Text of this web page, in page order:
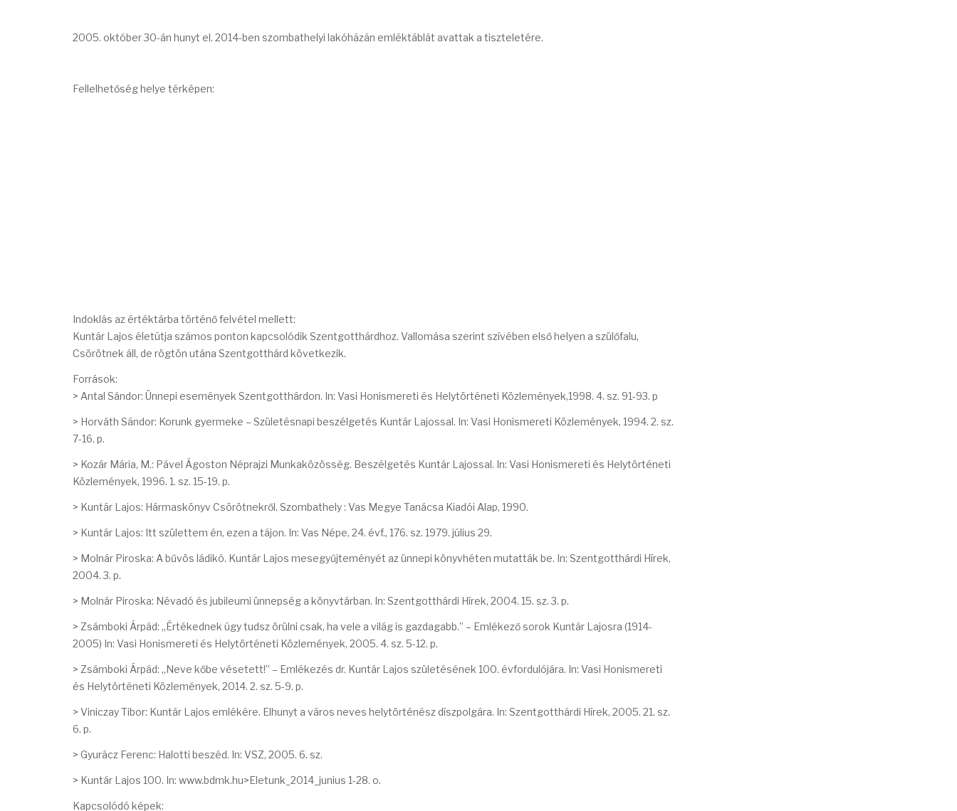
2005. október 30-án hunyt el. 2014-ben szombathelyi lakóházán emléktáblát avattak a tiszteletére.
Fellelhetőség helye térképen:
Indoklás az értéktárba történő felvétel mellett:
Kuntár Lajos életútja számos ponton kapcsolódik Szentgotthárdhoz. Vallomása szerint szívében első helyen a szülőfalu,
Csörötnek áll, de rögtön utána Szentgotthárd következik.
Források:
> Antal Sándor: Ünnepi események Szentgotthárdon. In: Vasi Honismereti és Helytörténeti Közlemények,1998. 4. sz. 91-93. p
> Horváth Sándor: Korunk gyermeke – Születésnapi beszélgetés Kuntár Lajossal. In: Vasi Honismereti Közlemények, 1994. 2. sz.
7-16. p.
> Kozár Mária, M.: Pável Ágoston Néprajzi Munkaközösség. Beszélgetés Kuntár Lajossal. In: Vasi Honismereti és Helytörténeti
Közlemények, 1996. 1. sz. 15-19. p.
> Kuntár Lajos: Hármaskönyv Csörötnekről. Szombathely : Vas Megye Tanácsa Kiadói Alap, 1990.
> Kuntár Lajos: Itt születtem én, ezen a tájon. In: Vas Népe, 24. évf., 176. sz. 1979. július 29.
> Molnár Piroska: A bűvös ládikó. Kuntár Lajos mesegyűjteményét az ünnepi könyvhéten mutatták be. In: Szentgotthárdi Hírek,
2004. 3. p.
> Molnár Piroska: Névadó és jubileumi ünnepség a könyvtárban. In: Szentgotthárdi Hírek, 2004. 15. sz. 3. p.
> Zsámboki Árpád: „Értékednek úgy tudsz örülni csak, ha vele a világ is gazdagabb.” – Emlékező sorok Kuntár Lajosra (1914-
2005) In: Vasi Honismereti és Helytörténeti Közlemények, 2005. 4. sz. 5-12. p.
> Zsámboki Árpád: „Neve kőbe vésetett!” – Emlékezés dr. Kuntár Lajos születésének 100. évfordulójára. In: Vasi Honismereti
és Helytörténeti Közlemények, 2014. 2. sz. 5-9. p.
> Viniczay Tibor: Kuntár Lajos emlékére. Elhunyt a város neves helytörténész díszpolgára. In: Szentgotthárdi Hírek, 2005. 21. sz.
6. p.
> Gyurácz Ferenc: Halotti beszéd. In: VSZ, 2005. 6. sz.
> Kuntár Lajos 100. In: www.bdmk.hu>Eletunk_2014_junius 1-28. o.
Kapcsolódó képek: